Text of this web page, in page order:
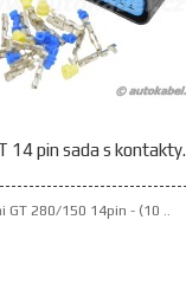
14 pin sada s kontakty.
GT 280/150 14pin - (10 ..